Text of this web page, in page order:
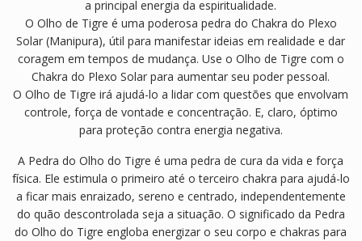
a principal energia da espiritualidade.
O Olho de Tigre é uma poderosa pedra do Chakra do Plexo
Solar (Manipura), útil para manifestar ideias em realidade e dar
coragem em tempos de mudança. Use o Olho de Tigre com o
Chakra do Plexo Solar para aumentar seu poder pessoal.
O Olho de Tigre irá ajudá-lo a lidar com questões que envolvam
controle, força de vontade e concentração. E, claro, óptimo
para proteção contra energia negativa.
A Pedra do Olho do Tigre é uma pedra de cura da vida e força
física. Ele estimula o primeiro até o terceiro chakra para ajudá-lo
a ficar mais enraizado, sereno e centrado, independentemente
do quão descontrolada seja a situação. O significado da Pedra
do Olho do Tigre engloba energizar o seu corpo e chakras para